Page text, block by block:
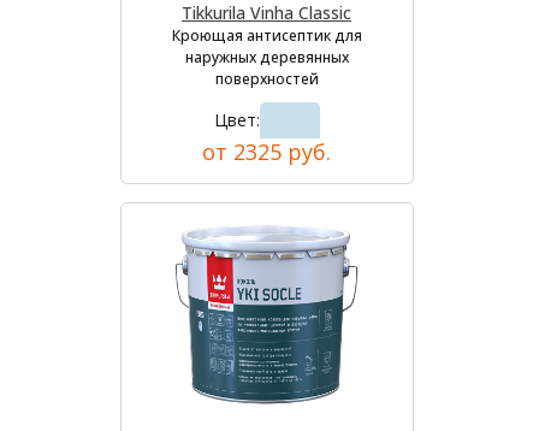
Tikkurila Vinha Classic
Кроющая антисептик для
наружных деревянных
поверхностей
Цвет:
от 2325 руб.